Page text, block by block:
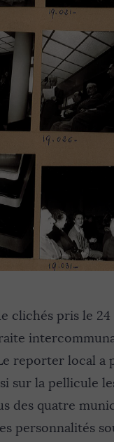
clichés pris le
reporter local a
sur la pellicule
des quatre
personnalités